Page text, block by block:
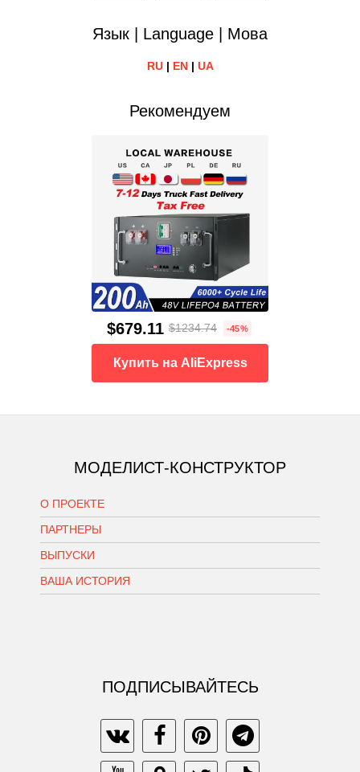
Язык | Language | Мова
RU| EN| UA
Рекомендуем
$679.11 $1234.74 -45%
Купить на AliExpress
МОДЕЛИСТ-КОНСТРУКТОР
О ПРОЕКТЕ
ПАРТНЕРЫ
ВЫПУСКИ
ВАША ИСТОРИЯ
ПОДПИСЫВАЙТЕСЬ